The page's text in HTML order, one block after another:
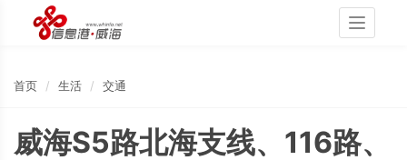
Toggle
首页 生活 交通
威海S5路北海支线、116路、